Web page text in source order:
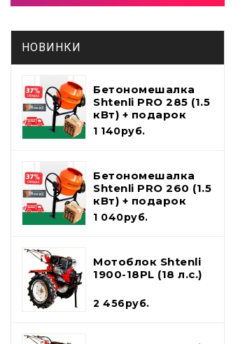
НОВИНКИ
Бетономешалка
Shtenli PRO 285 (1.5
кВт) + подарок
набор
инструментов и
1 140руб.
Бетономешалка
Shtenli PRO 260 (1.5
кВт) + подарок
набор
инструментов и
1 040руб.
Мотоблок Shtenli
1900-18PL (18 л.с.)
2 456руб.